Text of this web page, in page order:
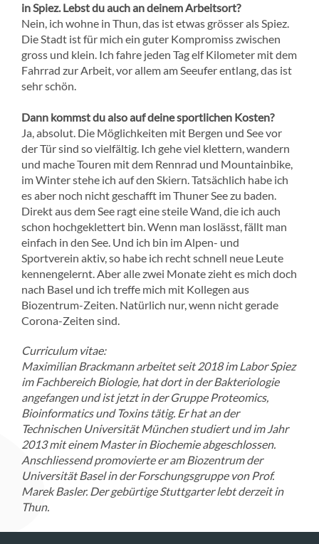
in Spiez. Lebst du auch an deinem Arbeitsort?
Nein, ich wohne in Thun, das ist etwas grösser als Spiez.
Die Stadt ist für mich ein guter Kompromiss zwischen
gross und klein. Ich fahre jeden Tag elf Kilometer mit dem
Fahrrad zur Arbeit, vor allem am Seeufer entlang, das ist
sehr schön.
Dann kommst du also auf deine sportlichen Kosten?
Ja, absolut. Die Möglichkeiten mit Bergen und See vor
der Tür sind so vielfältig. Ich gehe viel klettern, wandern
und mache Touren mit dem Rennrad und Mountainbike,
im Winter stehe ich auf den Skiern. Tatsächlich habe ich
es aber noch nicht geschafft im Thuner See zu baden.
Direkt aus dem See ragt eine steile Wand, die ich auch
schon hochgeklettert bin. Wenn man loslässt, fällt man
einfach in den See. Und ich bin im Alpen- und
Sportverein aktiv, so habe ich recht schnell neue Leute
kennengelernt. Aber alle zwei Monate zieht es mich doch
nach Basel und ich treffe mich mit Kollegen aus
Biozentrum-Zeiten. Natürlich nur, wenn nicht gerade
Corona-Zeiten sind.
Curriculum vitae:
Maximilian Brackmann arbeitet seit 2018 im Labor Spiez
im Fachbereich Biologie, hat dort in der Bakteriologie
angefangen und ist jetzt in der Gruppe Proteomics,
Bioinformatics und Toxins tätig. Er hat an der
Technischen Universität München studiert und im Jahr
2013 mit einem Master in Biochemie abgeschlossen.
Anschliessend promovierte er am Biozentrum der
Universität Basel in der Forschungsgruppe von Prof.
Marek Basler. Der gebürtige Stuttgarter lebt derzeit in
Thun.